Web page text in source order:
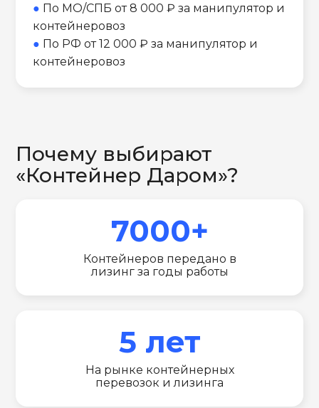
● По МО/СПБ от 8 000 ₽ за манипулятор и
контейнеровоз
● По РФ от 12 000 ₽ за манипулятор и
контейнеровоз
Почему выбирают
«Контейнер Даром»?
7000+
Контейнеров передано в
лизинг за годы работы
5 лет
На рынке контейнерных
перевозок и лизинга